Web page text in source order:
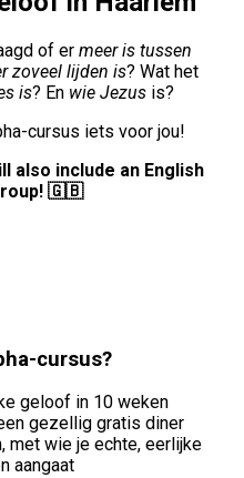
of er meer is tussen
zoveel lijden is? Wat het
is? En wie Jezusis?
cursus iets voor jou!
include an English
🇬🇧
cursus?
geloof in 10 weken
gezellig gratis diner
met wie je echte, eerlijke
aangaat